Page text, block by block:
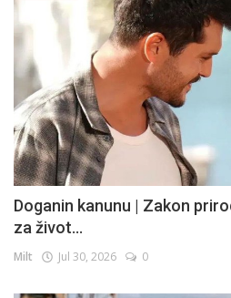
Doganin kanunu | Zakon
za život...
Milt Jul 30, 2026 0